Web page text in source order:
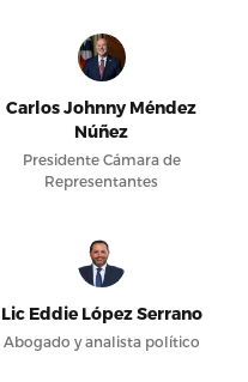
Carlos Johnny Méndez
Núñez
Presidente Cámara de
Representantes
Lic Eddie López Serrano
Abogado y analista político